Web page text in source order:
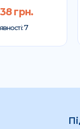
грн.
7